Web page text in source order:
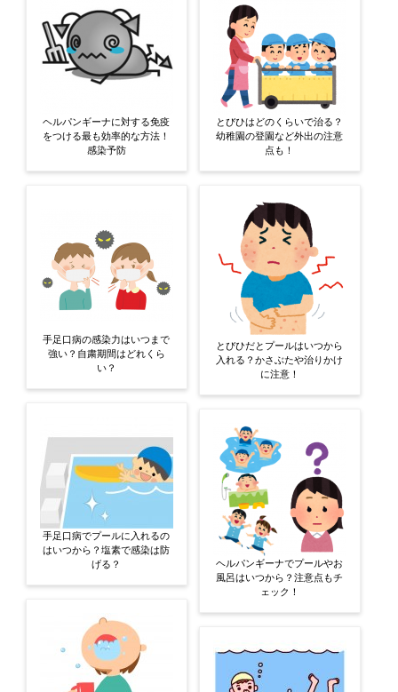
ヘルパンギーナに対する免疫
をつける最も効率的な方法！
感染予防
手足口病の感染力はいつまで
強い？自粛期間はどれくら
い？
手足口病でプールに入れるの
はいつから？塩素で感染は防
げる？
とびひはどのくらいで治る？
幼稚園の登園など外出の注意
点も！
とびひだとプールはいつから
入れる？かさぶたや治りかけ
に注意！
ヘルパンギーナでプールやお
風呂はいつから？注意点もチ
ェック！